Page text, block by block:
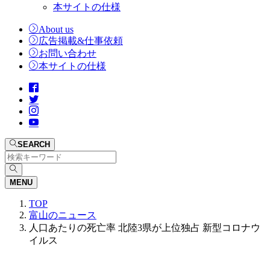
本サイトの仕様
About us
広告掲載&仕事依頼
お問い合わせ
本サイトの仕様
SEARCH
MENU
TOP
富山のニュース
人口あたりの死亡率 北陸3県が上位独占 新型コロナウ
イルス